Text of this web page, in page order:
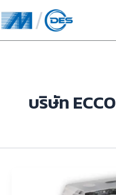
to
content
บริษัท ECCO